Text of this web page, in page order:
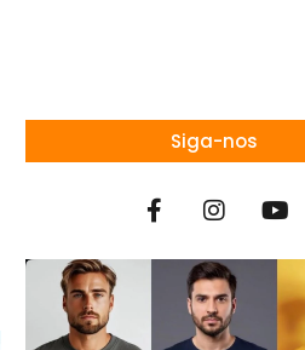
Siga-nos